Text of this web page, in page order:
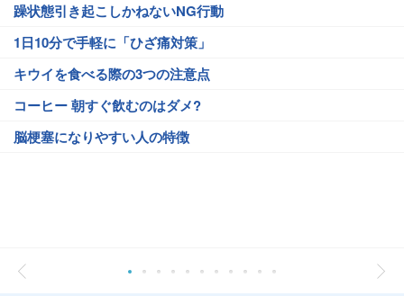
躁状態引き起こしかねないNG行動
1日10分で手軽に「ひざ痛対策」
キウイを食べる際の3つの注意点
コーヒー 朝すぐ飲むのはダメ?
脳梗塞になりやすい人の特徴